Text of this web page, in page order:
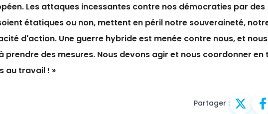
Les attaques incessantes contre nos démocraties par des
étatiques ou non, mettent en péril notre souveraineté,
d'action. Une guerre hybride est menée contre nous, et
prendre des mesures. Nous devons agir et nous coordonner en
au travail ! »
Partager :